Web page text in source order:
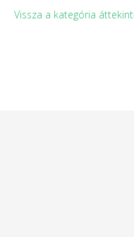
Vissza a kategória